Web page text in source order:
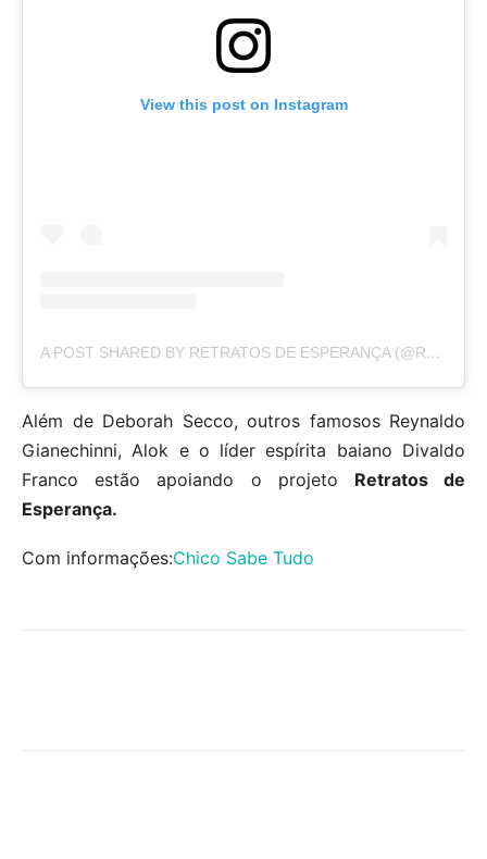
View this post on Instagram
A POST SHARED BY RETRATOS DE ESPERANÇA (@RETRATOSDEESPERANCA)
Além de Deborah Secco, outros famosos Reynaldo
Gianechinni, Alok e o líder espírita baiano Divaldo
Franco estão apoiando o projeto Retratos de
Esperança.
Com informações:Chico Sabe Tudo